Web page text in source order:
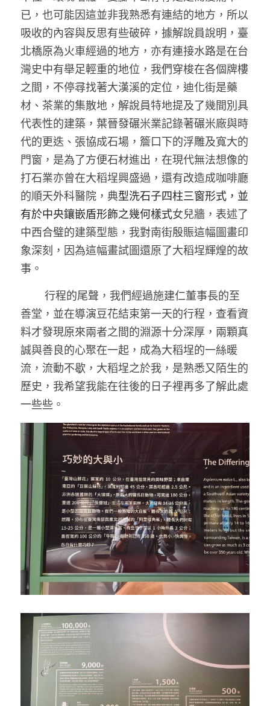
已，也可能因這並非我熟悉有連結的地方，所以
吸收的內容與反思有些破碎，據解說員說明，臺
北橋原為火車經過的地方，亦有連接水路是在台
灣史中有舉足輕重的地位，我們穿梭在各個牌樓
之間，不停尋找著大漢溪的定位，迪化街是藥
材、茶業的集散地，解說員特地提及了幾間別具
代表性的建築，葉晉發碾米業記錄著碾米廠與時
代的更迭、張協成石場，簷口下的浮雕及寬大的
門窗，是為了方便石材進出，在現代無法想像的
打石業亦曾在大稻埕興盛過，還有改造成咖啡廳
的順天外科醫院，典型洗石子四柱三窗形式，並
有於中央鑲嵌盾形飾之幾何樣式女兒牆，表述了
中西合璧的建築型態，我對南街殷賑這幅圖畫印
象深刻，因為這幅畫試圖還原了大稻埕輝煌的故
事。
善堂，並在導演豆花結束第一天的行程，查看資
料才發現原來兩者之間的淵源十分深厚，兩顆真
誠與善良的心聚在一起，成為大稻埕的一絲暖
流，流動不歇，大稻埕之於我，是熟悉又陌生的
歷史，我希望我能在往後的日子裡再多了解此處
一些些。